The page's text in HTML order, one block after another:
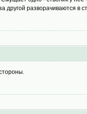
другой разворачиваются в